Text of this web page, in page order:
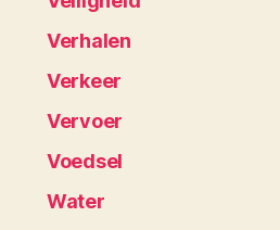
Verhalen
Verkeer
Vervoer
Voedsel
Water